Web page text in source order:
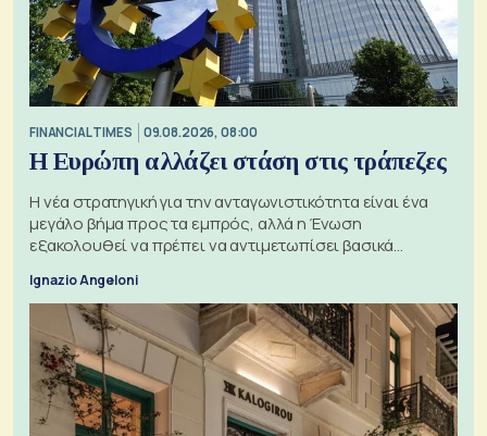
FINANCIAL TIMES 09.08.2026, 08:00
Η Ευρώπη αλλάζει στάση στις τράπεζες
Η νέα στρατηγική για την ανταγωνιστικότητα είναι ένα
μεγάλο βήμα προς τα εμπρός, αλλά η Ένωση
εξακολουθεί να πρέπει να αντιμετωπίσει βασικά
Ignazio Angeloni